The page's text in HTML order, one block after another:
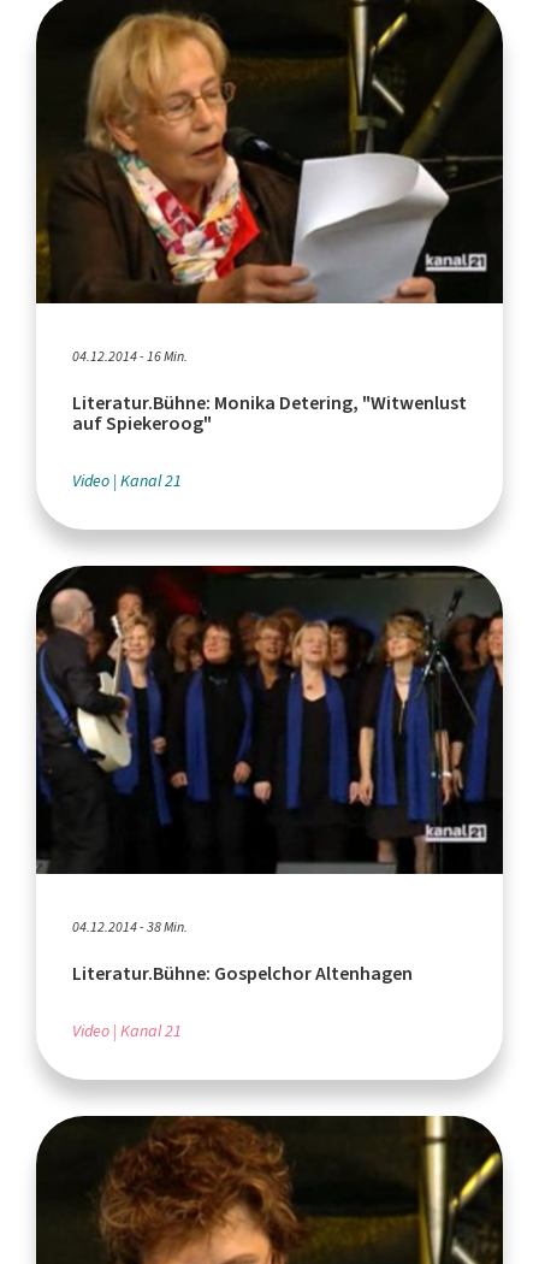
04.12.2014 - 16 Min.
Literatur.Bühne: Monika Detering, "Witwenlust
auf Spiekeroog"
Video Kanal 21
04.12.2014 - 38 Min.
Literatur.Bühne: Gospelchor Altenhagen
Video Kanal 21